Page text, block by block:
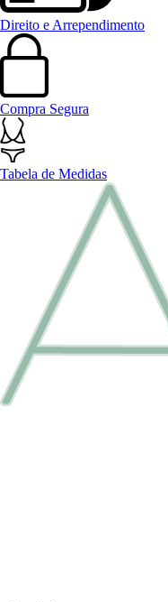
Direito e Arrependimento
Compra Segura
Tabela de Medidas